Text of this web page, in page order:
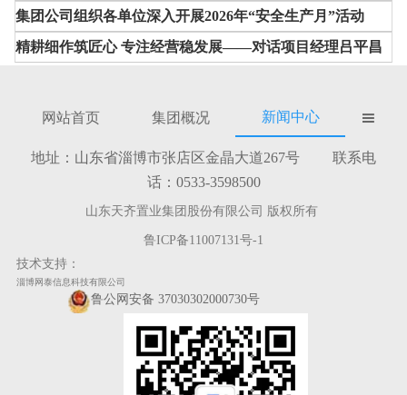
集团公司组织各单位深入开展2026年“安全生产月”活动
精耕细作筑匠心 专注经营稳发展——对话项目经理吕平昌
网站首页 集团概况 新闻中心 
地址：山东省淄博市张店区金晶大道267号 联系电
话：0533-3598500
山东天齐置业集团股份有限公司 版权所有
鲁ICP备11007131号-1
技术支持：
淄博网泰信息科技有限公司
鲁公网安备 37030302000730号